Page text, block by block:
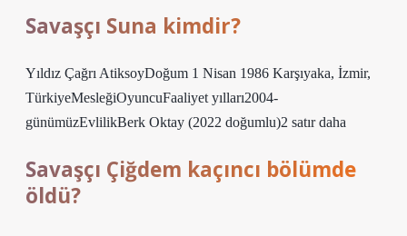
Savaşçı Suna kimdir?
Yıldız Çağrı AtiksoyDoğum 1 Nisan 1986 Karşıyaka, İzmir,
TürkiyeMesleğiOyuncuFaaliyet yılları2004-
günümüzEvlilikBerk Oktay (2022 doğumlu)2 satır daha
Savaşçı Çiğdem kaçıncı bölümde
öldü?